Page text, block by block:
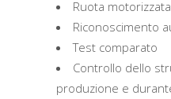
Ruota
Riconoscimento
Test comparato
Controllo dello
produzione e